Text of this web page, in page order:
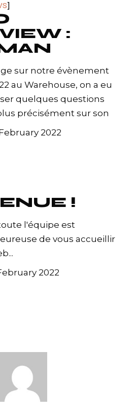
:
sur notre évènement
au Warehouse, on a eu
quelques questions
précisément sur son
2022
!
l'équipe est
de vous accueillir
2022